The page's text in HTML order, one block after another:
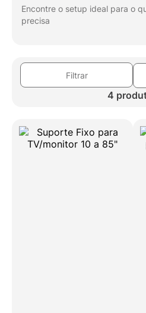
Encontre o setup ideal para o
precisa
Filtrar
4